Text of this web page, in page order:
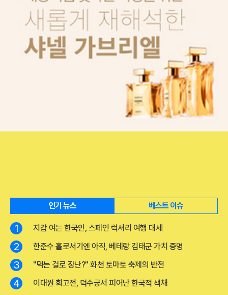
인기 뉴스 베스트 이슈
1 지갑 여는 한국인, 스페인 럭셔리 여행 대세
2 한준수 홀로서기엔 아직, 베테랑 김태군 가치 증명
3 "먹는 걸로 장난?" 화천 토마토 축제의 반전
4 이대원 회고전, 덕수궁서 피어난 한국적 색채